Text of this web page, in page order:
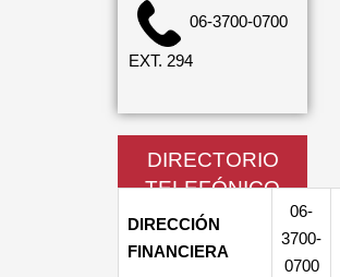
06-3700-0700
EXT. 294
DIRECTORIO
TELEFÓNICO
DIRECCIÓN
FINANCIERA
06-
3700-
0700